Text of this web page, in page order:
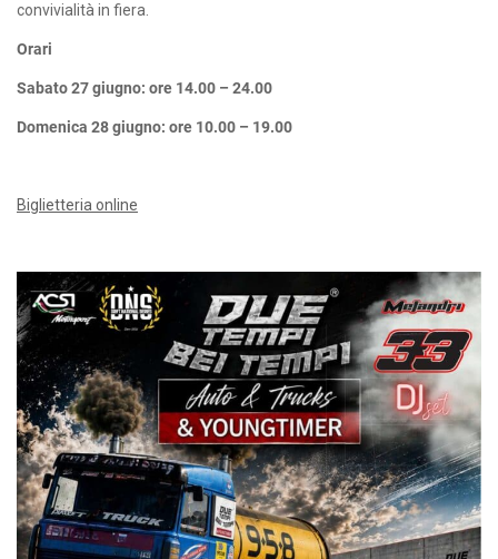
convivialità in fiera.
Orari
Sabato 27 giugno: ore 14.00 – 24.00
Domenica 28 giugno: ore 10.00 – 19.00
Biglietteria online